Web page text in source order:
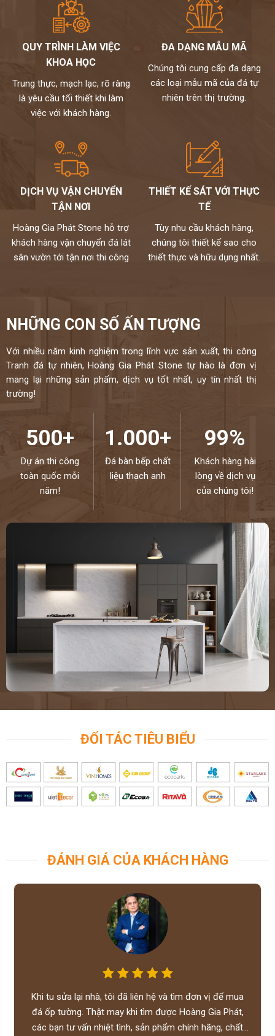
QUY TRÌNH LÀM VIỆC
KHOA HỌC
Trung thực, mạch lạc, rõ ràng
là yêu cầu tối thiết khi làm
việc với khách hàng.
ĐA DẠNG MẪU MÃ
Chúng tôi cung cấp đa dạng
các loại mẫu mã của đá tự
nhiên trên thị trường.
DỊCH VỤ VẬN CHUYỂN
TẬN NƠI
Hoàng Gia Phát Stone hỗ trợ
khách hàng vận chuyển đá lát
sân vườn tới tận nơi thi công
THIẾT KẾ SÁT VỚI THỰC
TẾ
Tùy nhu cầu khách hàng,
chúng tôi thiết kế sao cho
thiết thực và hữu dụng nhất.
NHỮNG CON SỐ ẤN TƯỢNG
Với nhiều năm kinh nghiệm trong lĩnh vực sản xuất, thi công
Tranh đá tự nhiên, Hoàng Gia Phát Stone tự hào là đơn vị
mang lại những sản phẩm, dịch vụ tốt nhất, uy tín nhất thị
trường!
500+
Dự án thi công
toàn quốc mỗi
năm!
1.000+
Đá bàn bếp chất
liệu thạch anh
99%
Khách hàng hài
lòng về dịch vụ
của chúng tôi!
ĐỐI TÁC TIÊU BIỂU
ĐÁNH GIÁ CỦA KHÁCH HÀNG
Khi tu sửa lại nhà, tôi đã liên hệ và tìm đơn vị để mua
đá ốp tường. Thật may khi tìm được Hoàng Gia Phát,
các bạn tư vấn nhiệt tình, sản phẩm chính hãng, chất